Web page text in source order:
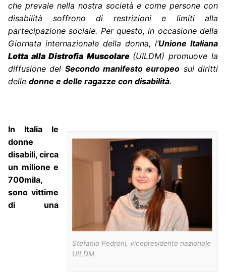
che prevale nella nostra società e come persone con
disabilità soffrono di restrizioni e limiti alla
partecipazione sociale. Per questo, in occasione della
Giornata internazionale della donna, l’Unione Italiana
Lotta alla Distrofia Muscolare (UILDM) promuove la
diffusione del Secondo manifesto europeo sui diritti
delle donne e delle ragazze con disabilità.
Stefania Pedroni, vicepresidente nazionale
UILDM.
In Italia le
donne
disabili, circa
un milione e
700mila,
sono vittime
di una